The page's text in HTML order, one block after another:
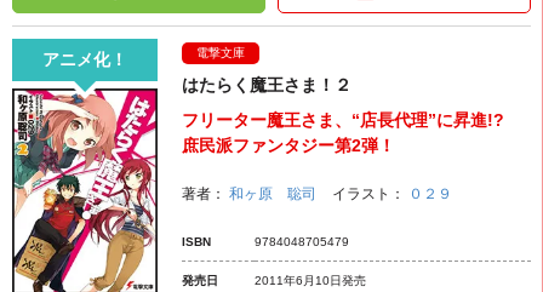
アニメ化！ 電撃文庫
はたらく魔王さま！２
フリーター魔王さま、“店長代理”に昇進!?
庶民派ファンタジー第2弾！
著者： 和ヶ原 聡司 イラスト： ０２９
ISBN 9784048705479
発売日 2011年6月10日発売